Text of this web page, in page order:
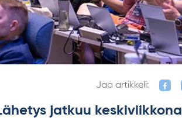
Jaa artikkeli:
jatkuu keskiviikkona